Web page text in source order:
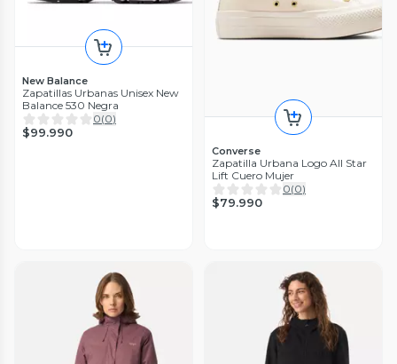
New Balance
Zapatillas Urbanas Unisex New
Balance 530 Negra
0(0)
$99.990
Converse
Zapatilla Urbana Logo All Star
Lift Cuero Mujer
0(0)
$79.990